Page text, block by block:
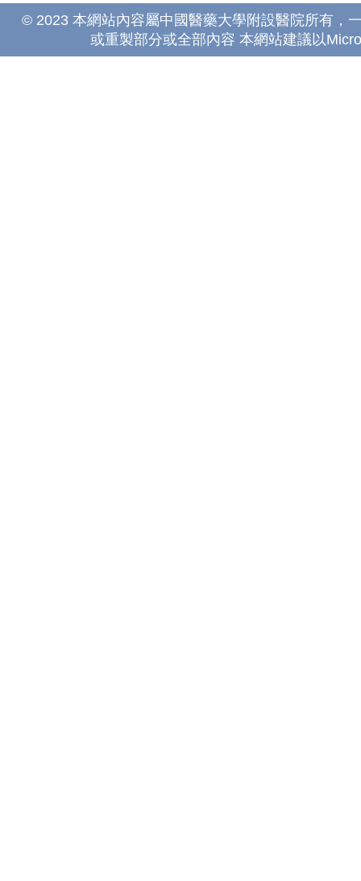
© 2023 本網站內容屬中國醫藥大學附設醫院所有，
或重製部分或全部內容 本網站建議以